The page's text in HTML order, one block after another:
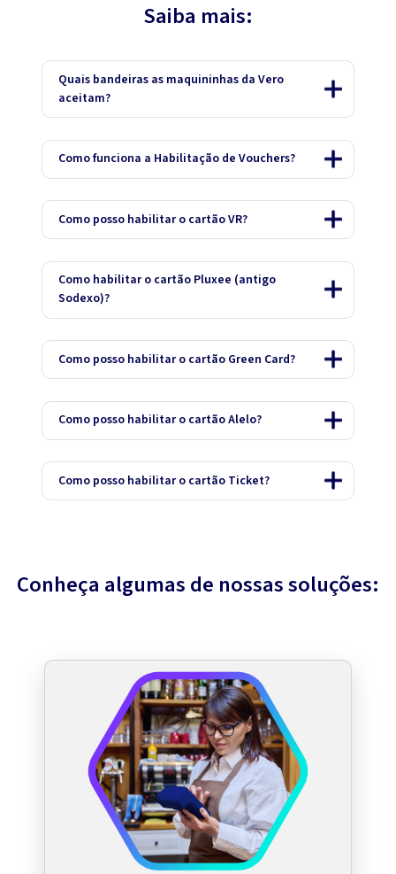
Saiba mais:
Quais bandeiras as maquininhas da Vero
aceitam?
Como funciona a Habilitação de Vouchers?
Como posso habilitar o cartão VR?
Como habilitar o cartão Pluxee (antigo
Sodexo)?
Como posso habilitar o cartão Green Card?
Como posso habilitar o cartão Alelo?
Como posso habilitar o cartão Ticket?
Conheça algumas de nossas soluções: